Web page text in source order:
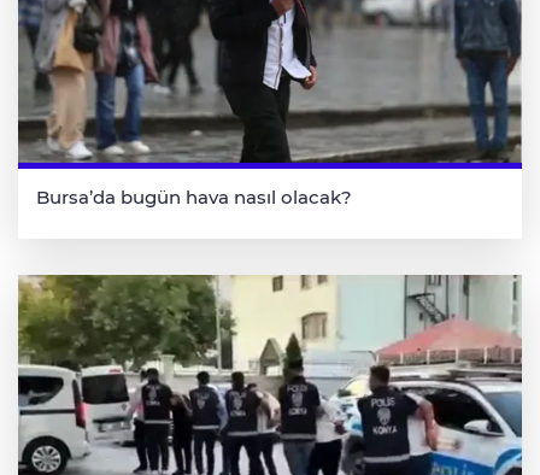
Bursa’da bugün hava nasıl olacak?